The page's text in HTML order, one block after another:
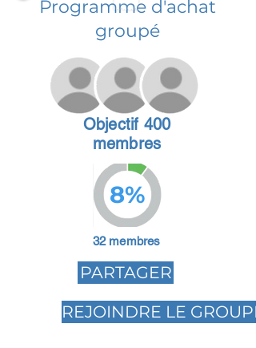
Programme d'achat
groupé
Objectif 400
membres
8%
32 membres
PARTAGER
REJOINDRE LE GROUPE